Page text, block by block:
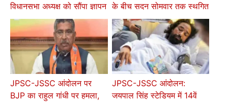
विधानसभा अध्यक्ष को सौंपा ज्ञापन के बीच सदन सोमवार तक स्थगित
JPSC-JSSC आंदोलन पर
BJP का राहुल गांधी पर हमला,
JPSC-JSSC आंदोलन:
जयपाल सिंह स्टेडियम में 14वें